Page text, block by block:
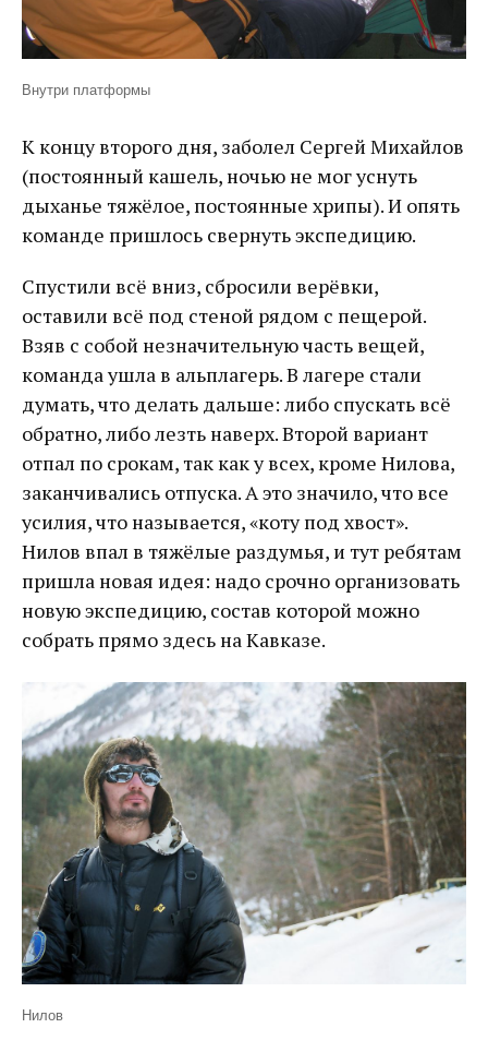
Внутри платформы
К концу второго дня, заболел Сергей Михайлов
(постоянный кашель, ночью не мог уснуть
дыханье тяжёлое, постоянные хрипы). И опять
команде пришлось свернуть экспедицию.
Спустили всё вниз, сбросили верёвки,
оставили всё под стеной рядом с пещерой.
Взяв с собой незначительную часть вещей,
команда ушла в альплагерь. В лагере стали
думать, что делать дальше: либо спускать всё
обратно, либо лезть наверх. Второй вариант
отпал по срокам, так как у всех, кроме Нилова,
заканчивались отпуска. А это значило, что все
усилия, что называется, «коту под хвост».
Нилов впал в тяжёлые раздумья, и тут ребятам
пришла новая идея: надо срочно организовать
новую экспедицию, состав которой можно
собрать прямо здесь на Кавказе.
Нилов